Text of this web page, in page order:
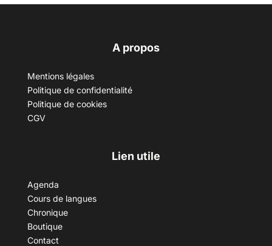
A propos
Mentions légales
Politique de confidentialité
Politique de cookies
CGV
Lien utile
Agenda
Cours de langues
Chronique
Boutique
Contact